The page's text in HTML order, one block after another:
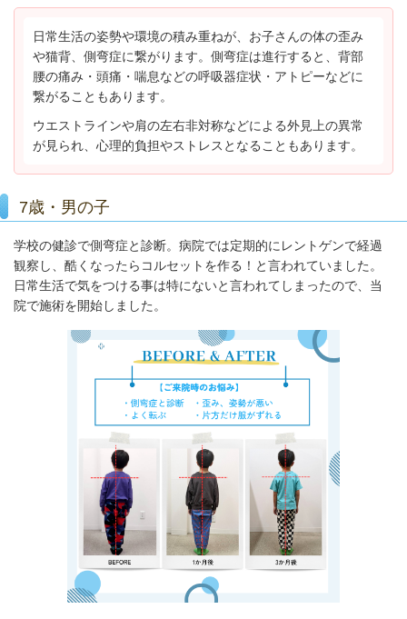
日常生活の姿勢や環境の積み重ねが、お子さんの体の歪み
や猫背、側弯症に繋がります。側弯症は進行すると、背部
腰の痛み・頭痛・喘息などの呼吸器症状・アトピーなどに
繋がることもあります。
ウエストラインや肩の左右非対称などによる外見上の異常
が見られ、心理的負担やストレスとなることもあります。
7歳・男の子
学校の健診で側弯症と診断。病院では定期的にレントゲンで経過
観察し、酷くなったらコルセットを作る！と言われていました。
日常生活で気をつける事は特にないと言われてしまったので、当
院で施術を開始しました。